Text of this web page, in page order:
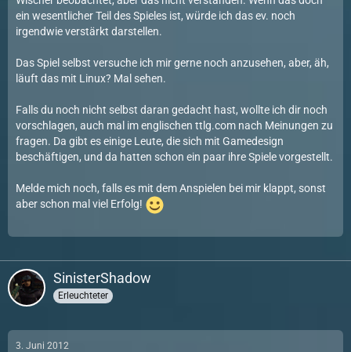
ein wesentlicher Teil des Spieles ist, würde ich das ev. noch
irgendwie verstärkt darstellen.
Das Spiel selbst versuche ich mir gerne noch anzusehen, aber, äh,
läuft das mit Linux? Mal sehen.
Falls du noch nicht selbst daran gedacht hast, wollte ich dir noch
vorschlagen, auch mal im englischen ttlg.com nach Meinungen zu
fragen. Da gibt es einige Leute, die sich mit Gamedesign
beschäftigen, und da hatten schon ein paar ihre Spiele vorgestellt.
Melde mich noch, falls es mit dem Anspielen bei mir klappt, sonst
aber schon mal viel Erfolg!
SinisterShadow
Erleuchteter
3. Juni 2012